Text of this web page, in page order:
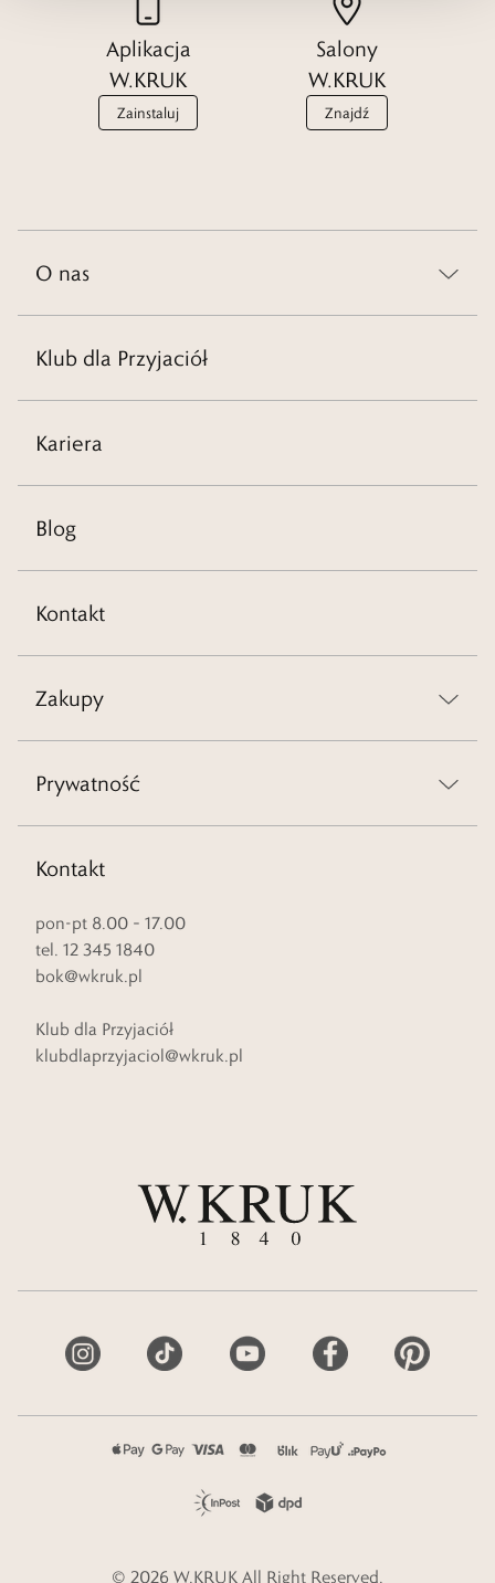
Aplikacja
W.KRUK
Zainstaluj
Salony
W.KRUK
Znajdź
O nas
Klub dla Przyjaciół
Kariera
Blog
Kontakt
Zakupy
Prywatność
Kontakt
pon-pt 8.00 – 17.00
tel. 12 345 1840
bok@wkruk.pl
Klub dla Przyjaciół
klubdlaprzyjaciol@wkruk.pl
© 2026 W.KRUK All Right Reserved.